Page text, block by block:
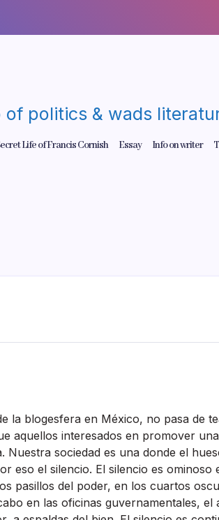
politics & wads
Life of Francis Cornish Essay Info on writer
la blogesfera en México, no pasa de
aquellos interesados en promover
Nuestra sociedad es una donde el
eso el silencio. El silencio es ominoso
pasillos del poder, en los cuartos
en las oficinas guvernamentales, el